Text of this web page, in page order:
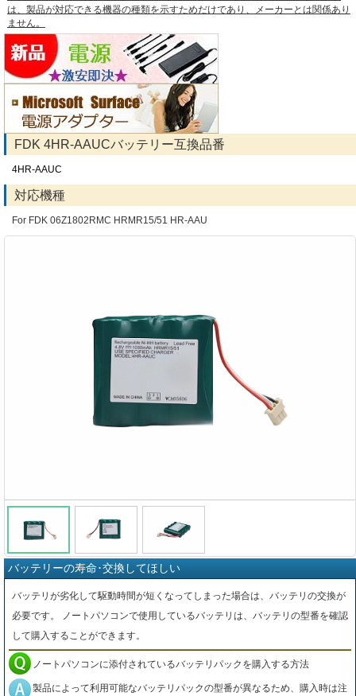
は、製品が対応できる機器の種類を示すためだけであり、メーカーとは関係あり
ません。
FDK 4HR-AAUCバッテリー互換品番
4HR-AAUC
対応機種
For FDK 06Z1802RMC HRMR15/51 HR-AAU
バッテリーの寿命･交換してほしい
バッテリが劣化して駆動時間が短くなってしまった場合は、バッテリの交換が
必要です。 ノートパソコンで使用しているバッテリは、バッテリの型番を確認
して購入することができます。
ノートパソコンに添付されているバッテリパックを購入する方法
製品によって利用可能なバッテリパックの型番が異なるため、購入時は注